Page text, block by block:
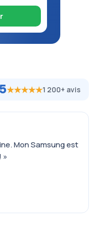
★★★★★1 200+ avis
Mon Samsung est
»